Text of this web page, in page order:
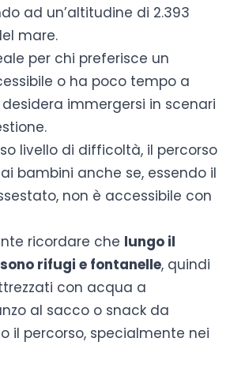
ad un’altitudine di 2.393
mare.
per chi preferisce un
o ha poco tempo a
immergersi in scenari
livello di difficoltà, il percorso
bambini anche se, essendo il
non è accessibile con
ricordare che lungo il
rifugi e fontanelle, quindi
con acqua a
al sacco o snack da
il percorso, specialmente nei